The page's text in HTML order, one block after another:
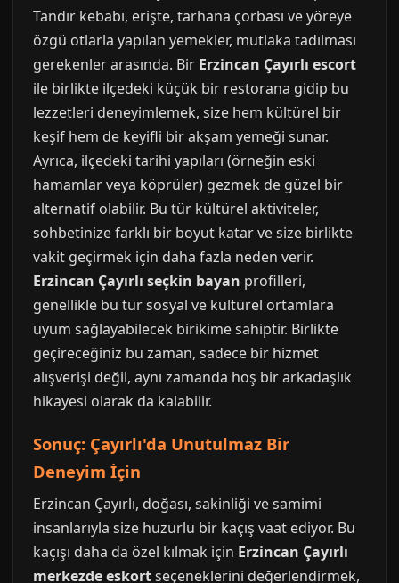
Tandır kebabı, erişte, tarhana çorbası ve yöreye
özgü otlarla yapılan yemekler, mutlaka tadılması
gerekenler arasında. Bir Erzincan Çayırlı escort
ile birlikte ilçedeki küçük bir restorana gidip bu
lezzetleri deneyimlemek, size hem kültürel bir
keşif hem de keyifli bir akşam yemeği sunar.
Ayrıca, ilçedeki tarihi yapıları (örneğin eski
hamamlar veya köprüler) gezmek de güzel bir
alternatif olabilir. Bu tür kültürel aktiviteler,
sohbetinize farklı bir boyut katar ve size birlikte
vakit geçirmek için daha fazla neden verir.
Erzincan Çayırlı seçkin bayan profilleri,
genellikle bu tür sosyal ve kültürel ortamlara
uyum sağlayabilecek birikime sahiptir. Birlikte
geçireceğiniz bu zaman, sadece bir hizmet
alışverişi değil, aynı zamanda hoş bir arkadaşlık
hikayesi olarak da kalabilir.
Sonuç: Çayırlı'da Unutulmaz Bir
Deneyim İçin
Erzincan Çayırlı, doğası, sakinliği ve samimi
insanlarıyla size huzurlu bir kaçış vaat ediyor. Bu
kaçışı daha da özel kılmak için Erzincan Çayırlı
merkezde eskortseçeneklerini değerlendirmek,